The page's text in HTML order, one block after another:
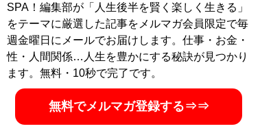
SPA！編集部が「人生後半を賢く楽しく生きる」
をテーマに厳選した記事をメルマガ会員限定で毎
週金曜日にメールでお届けします。仕事・お金・
性・人間関係…人生を豊かにする秘訣が見つかり
ます。無料・10秒で完了です。
無料でメルマガ登録する⇒⇒